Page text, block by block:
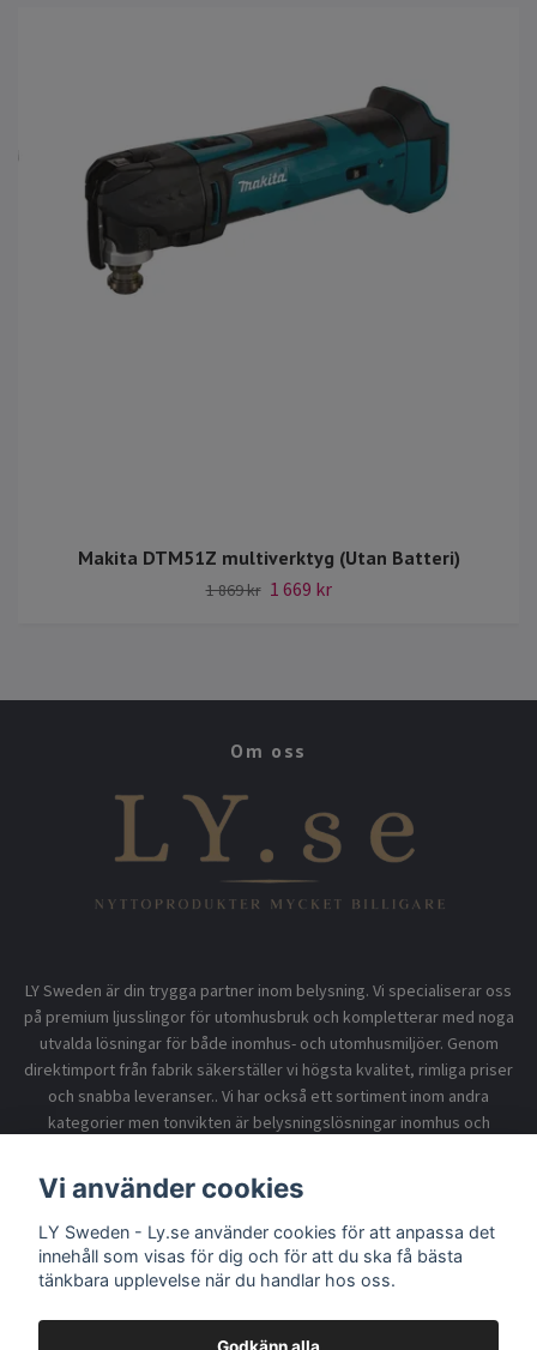
Makita DTM51Z multiverktyg (Utan Batteri)
1 869 kr 1 669 kr
Om oss
LY Sweden är din trygga partner inom belysning. Vi specialiserar oss
på premium ljusslingor för utomhusbruk och kompletterar med noga
utvalda lösningar för både inomhus- och utomhusmiljöer. Genom
direktimport från fabrik säkerställer vi högsta kvalitet, rimliga priser
och snabba leveranser.. Vi har också ett sortiment inom andra
kategorier men tonvikten är belysningslösningar inomhus och
Information
Vi använder cookies
LY Sweden - Ly.se använder cookies för att anpassa det
innehåll som visas för dig och för att du ska få bästa
tänkbara upplevelse när du handlar hos oss.
Godkänn alla